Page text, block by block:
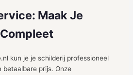
Maak Je
kun je je schilderij professioneel
betaalbare prijs. Onze